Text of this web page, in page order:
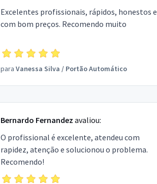
Excelentes profissionais, rápidos, honestos e
com bom preços. Recomendo muito
para Vanessa Silva / Portão Automático
Bernardo Fernandez avaliou:
O profissional é excelente, atendeu com
rapidez, atenção e solucionou o problema.
Recomendo!